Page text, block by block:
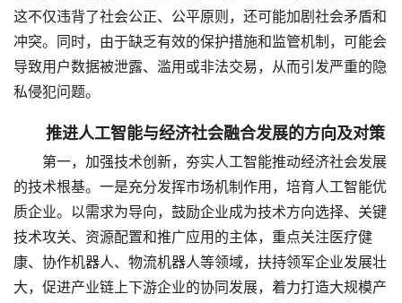
这不仅违背了社会公正、公平原则，还可能加剧社会矛盾和
冲突。同时，由于缺乏有效的保护措施和监管机制，可能会
导致用户数据被泄露、滥用或非法交易，从而引发严重的隐
私侵犯问题。
推进人工智能与经济社会融合发展的方向及对策
第一，加强技术创新，夯实人工智能推动经济社会发展
的技术根基。一是充分发挥市场机制作用，培育人工智能优
质企业。以需求为导向，鼓励企业成为技术方向选择、关键
技术攻关、资源配置和推广应用的主体，重点关注医疗健
康、协作机器人、物流机器人等领域，扶持领军企业发展壮
大，促进产业链上下游企业的协同发展，着力打造大规模产